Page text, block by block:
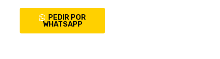
PEDIR POR
WHATSAPP